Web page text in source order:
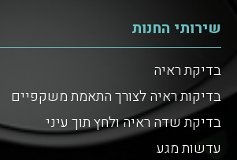
שירותי החנות
בדיקת ראיה
בדיקות ראיה לצורך התאמת משקפיים
בדיקת שדה ראיה ולחץ תוך עיני
עדשות מגע